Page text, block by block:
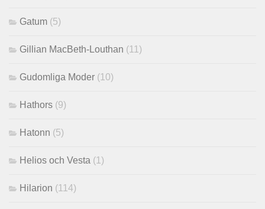
Gatum (5)
Gillian MacBeth-Louthan (11)
Gudomliga Moder (10)
Hathors (9)
Hatonn (5)
Helios och Vesta (1)
Hilarion (114)